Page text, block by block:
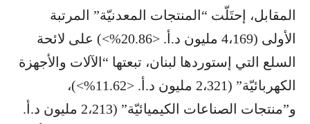
المقابل، إحتَلّت “المنتجات المعدنيّة” المرتبة
الأولى (4،169 مليون د.أ. <20.86%>) على لائحة
السلع التي إستوردها لبنان، تبعتها “الآلات والأجهزة
الكهربائيّة” (2،321 مليون د.أ. <11.62%>)،
و”منتجات الصناعات الكيميائيّة” (2،213 مليون د.أ.